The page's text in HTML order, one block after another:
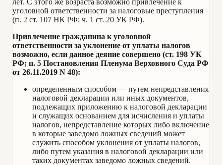
лет. С этого же возраста возможно привлечение к
уголовной ответственности за налоговые преступления
(п. 2 ст. 107 НК РФ; ч. 1 ст. 20 УК РФ).
Привлечение гражданина к уголовной
ответственности за уклонение от уплаты налогов
возможно, если данное деяние совершено (ст. 198 УК
РФ; п. 5 Постановления Пленума Верховного Суда РФ
от 26.11.2019 N 48):
определенным способом — путем непредставления
налоговой декларации или иных документов,
подлежащих приложению к налоговой декларации
и служащих основанием для исчисления и уплаты
налогов, непредставление которых либо включение
в которые заведомо ложных сведений может
служить способом уклонения от уплаты налогов,
либо путем указания в налоговой декларации или
таких документах заведомо ложных сведений.